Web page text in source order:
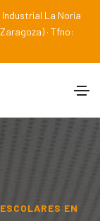
Industrial La Noria
· Tfno:
EN